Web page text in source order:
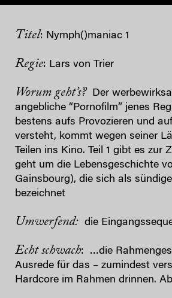
Titel: Nymph()maniac 1
Regie: Lars von Trier
Worum geht’s? Der
angebliche “Pornofilm” jenes
bestens aufs Provozieren und
versteht, kommt wegen seiner
Teilen ins Kino. Teil 1 gibt es zur
geht um die Lebensgeschichte
Gainsbourg), die sich als
bezeichnet
Umwerfend: die
Echt schwach: …die
Ausrede für das – zumindest
Hardcore im Rahmen drinnen.